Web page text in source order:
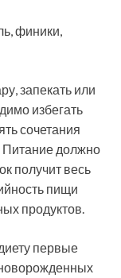
финики,
запекать или
избегать
сочетания
Питание должно
получит весь
пищи
продуктов.
первые